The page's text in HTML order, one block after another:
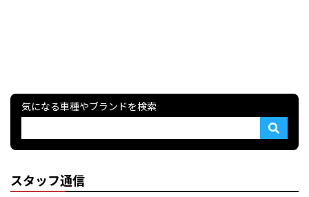
気になる車種やブランドを検索
スタッフ通信